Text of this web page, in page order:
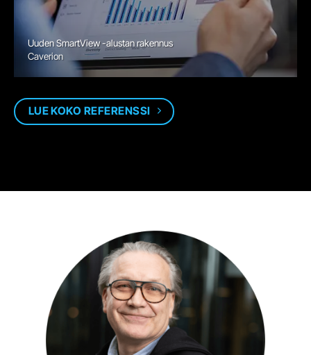
Uuden SmartView -alustan rakennus
Caverion
LUE KOKO REFERENSSI